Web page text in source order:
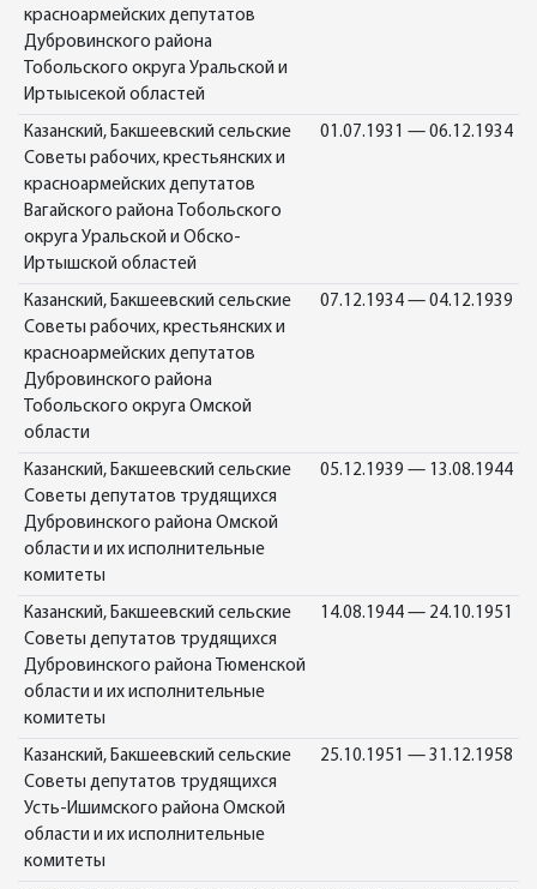
красноармейских депутатов
Дубровинского района
Тобольского округа Уральской и
Иртыысекой областей
Казанский, Бакшеевский сельские
Советы рабочих, крестьянских и
красноармейских депутатов
Вагайского района Тобольского
округа Уральской и Обско-
Иртышской областей
01.07.1931 — 06.12.1934
Казанский, Бакшеевский сельские
Советы рабочих, крестьянских и
красноармейских депутатов
Дубровинского района
Тобольского округа Омской
области
07.12.1934 — 04.12.1939
Казанский, Бакшеевский сельские
Советы депутатов трудящихся
Дубровинского района Омской
области и их исполнительные
комитеты
05.12.1939 — 13.08.1944
Казанский, Бакшеевский сельские
Советы депутатов трудящихся
Дубровинского района Тюменской
области и их исполнительные
комитеты
14.08.1944 — 24.10.1951
Казанский, Бакшеевский сельские
Советы депутатов трудящихся
Усть-Ишимского района Омской
области и их исполнительные
комитеты
25.10.1951 — 31.12.1958